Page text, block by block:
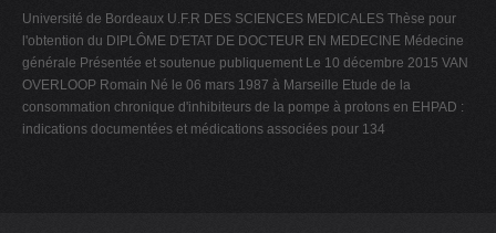
Université de Bordeaux U.F.R DES SCIENCES MEDICALES Thèse pour
l'obtention du DIPLÔME D'ETAT DE DOCTEUR EN MEDECINE Médecine
générale Présentée et soutenue publiquement Le 10 décembre 2015 VAN
OVERLOOP Romain Né le 06 mars 1987 à Marseille Etude de la
consommation chronique d'inhibiteurs de la pompe à protons en EHPAD :
indications documentées et médications associées pour 134